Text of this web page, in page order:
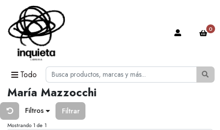
Todo
0
María Mazzocchi
Filtros Filtrar
Mostrando 1 de 1